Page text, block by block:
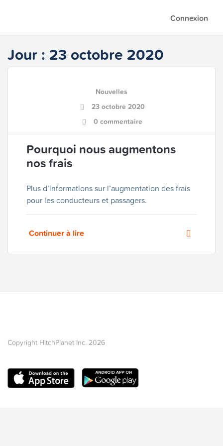
Connexion
Jour : 23 octobre 2020
Nouvelles
23 octobre 2020
0 commentaire
Pourquoi nous augmentons
nos frais
Plus d’informations sur l’augmentation des frais
pour les conducteurs et passagers.
Continuer à lire
Copyright HitchPlanet Inc. 2026